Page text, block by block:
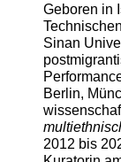
Geboren in
Sinan
Berlin,
2012 bis